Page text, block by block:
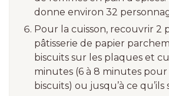
donne environ 32
Pour la cuisson, recouvrir 2
pâtisserie de papier
biscuits sur les plaques et
minutes (6 à 8 minutes
biscuits) ou jusqu’à ce qu’ils